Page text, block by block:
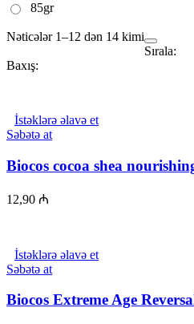
85gr
Nəticələr 1–12 dən 14 kimi
Sırala:
Baxış:
İstəklərə əlavə et
Səbətə at
Biocos cocoa shea
12,90 ₼
İstəklərə əlavə et
Səbətə at
Biocos Extreme Age